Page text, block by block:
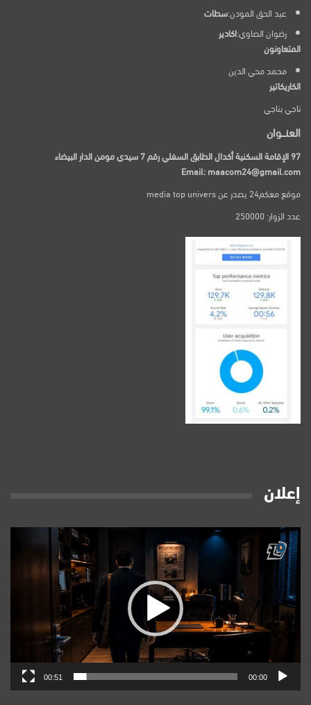
عبد الحق المودن:سطات
رضوان الصاوي:اكادير
المتعاونون
محمد محي الدين
الكاريكاتير
ناجي بناجي
العنـــوان
97 الإقامة السكنية أكدال الطابق السفلي رقم 7 سيدي مومن الدار البيضاء
Email: maacom24@gmail.com
موقع معكم24 يصدر عن media top univers
عدد الزوار: 250000
إعلان
مشغل
الفيديو
00:00
00:51